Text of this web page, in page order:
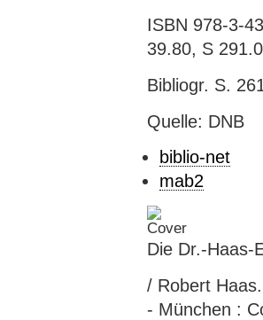
ISBN 978-3-
39.80, S
Bibliogr. S.
Quelle: DNB
biblio-net
mab2
Die Dr.-Haas-
/ Robert
- München :